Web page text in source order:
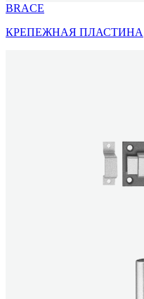
BRACE
КРЕПЕЖНАЯ ПЛАСТИНА